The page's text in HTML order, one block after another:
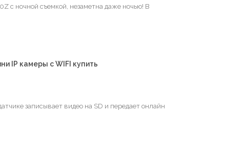
с ночной съемкой, незаметна даже ночью! В
IP камеры с WIFI купить
записывает видео на SD и передает онлайн